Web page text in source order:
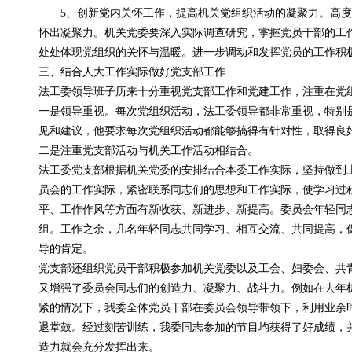
5、创新党内关怀工作，提高机关党组织活动的凝聚力。高
怀出凝聚力。机关党委要深入实际调查研究，掌握党员干部的
处处体现党组织的关怀与温暖。进一步调动和发挥党员的工作积
三、结合人大工作实际做好党支部工作
法工委领导班子历来十分重视党支部工作和党建工作，注重在
一是领导重视。每次党组织活动，法工委领导都非常重视，特
见和建议，他要求每次党组织活动都能够搞得有针对性，取得良
二是注重党支部活动与机关工作活动相结合。
法工委党支部根据机关党委的安排结合本委工作实际，坚持做
员会的工作实际，紧密联系同志们的思想和工作实际，使学习
平、工作作风等方面有新收获、新进步、新提高。委员会年轻
组。工作之余，几名年轻同志共同学习、相互交流、共同提高
导的肯定。
党支部还组织党员干部积极参加机关党委以及工会、妇委会、
又增强了委员会同志们的创造力、凝聚力、战斗力。例如在去
紧的情况下，我委全体党员干部在委员会领导带领下，利用业
退堂鼓。经过刻苦训练，我委同志参加的节目均获得了好成绩
造力就会充分发挥出来。